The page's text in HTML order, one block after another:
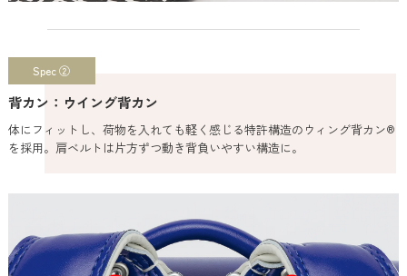
Spec ②
背カン：ウイング背カン
体にフィットし、荷物を入れても軽く感じる特許構造のウィング背カン®
を採用。肩ベルトは片方ずつ動き背負いやすい構造に。